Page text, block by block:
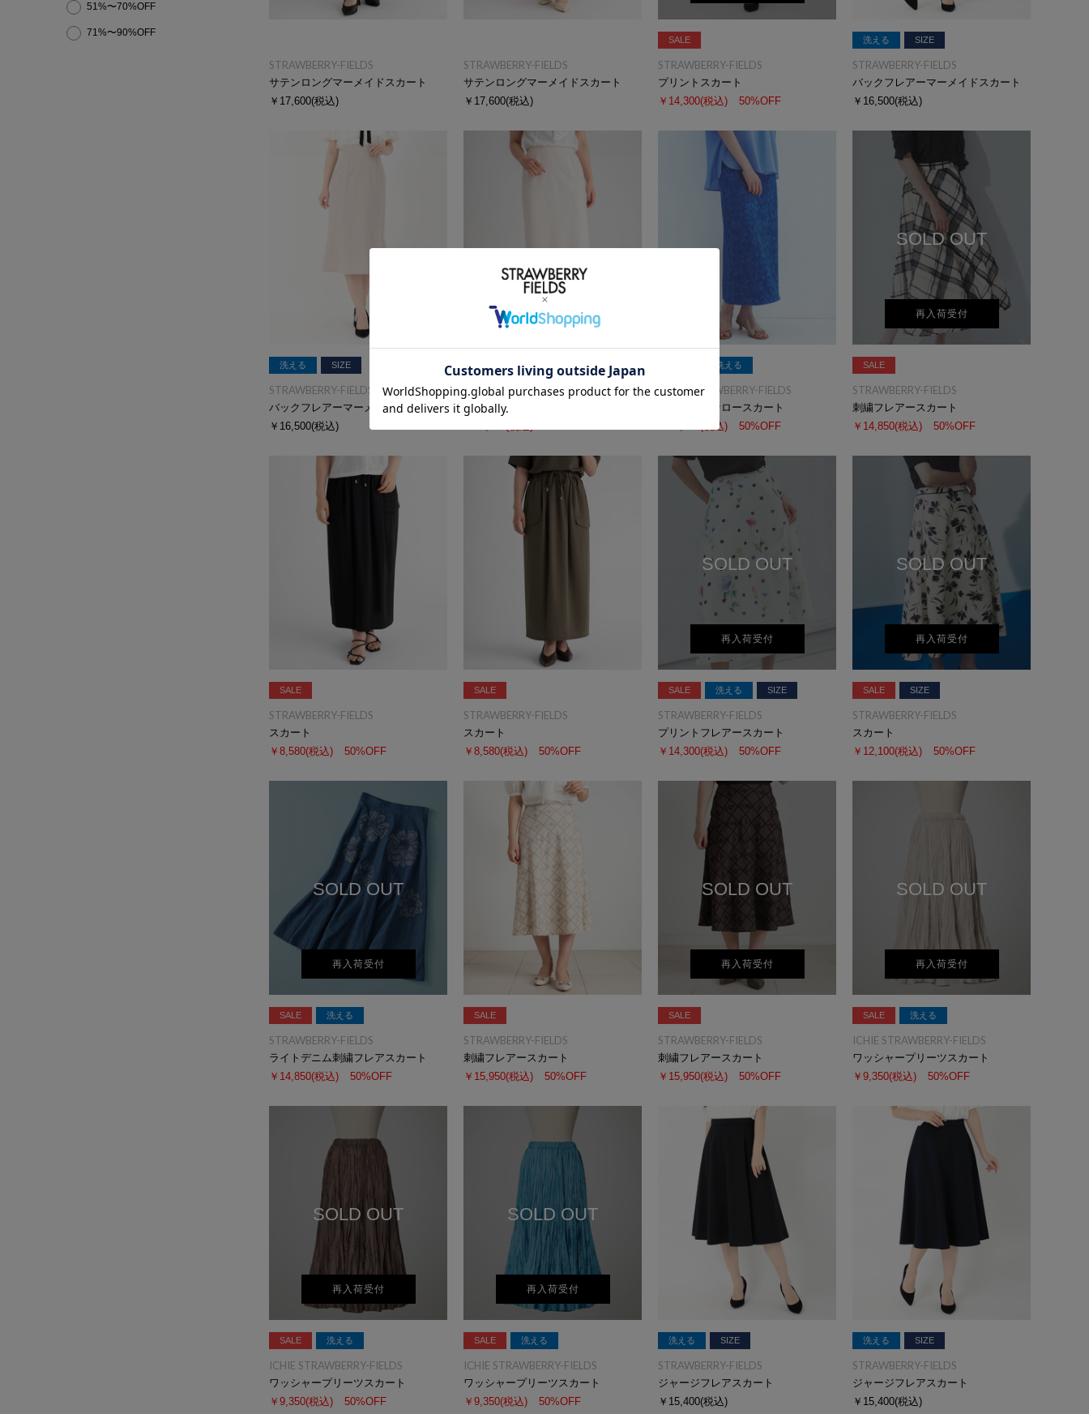
51%〜70%OFF
71%〜90%OFF
STRAWBERRY-FIELDS
サテンロングマーメイドスカート
￥17,600(税込)
STRAWBERRY-FIELDS
サテンロングマーメイドスカート
￥17,600(税込)
SALE
STRAWBERRY-FIELDS
プリントスカート
￥14,300(税込) 50%OFF
洗える SIZE
STRAWBERRY-FIELDS
バックフレアーマーメイドスカート
￥16,500(税込)
洗える SIZE
STRAWBERRY-FIELDS
バックフレアーマーメイドスカート
￥16,500(税込)
洗える
ICHIE STRAWBERRY-FIELDS
ジャガードナロースカート
洗える
ICHIE STRAWBERRY-FIELDS
ジャガードナロースカート
(税込) 50%OFF
SOLD OUT
再入荷受付
SALE
STRAWBERRY-FIELDS
刺繍フレアースカート
￥14,850(税込) 50%OFF
SALE
STRAWBERRY-FIELDS
スカート
￥8,580(税込) 50%OFF
SALE
STRAWBERRY-FIELDS
スカート
￥8,580(税込) 50%OFF
SOLD OUT
再入荷受付
SALE 洗える SIZE
STRAWBERRY-FIELDS
プリントフレアースカート
￥14,300(税込) 50%OFF
SOLD OUT
再入荷受付
SALE SIZE
STRAWBERRY-FIELDS
スカート
￥12,100(税込) 50%OFF
SOLD OUT
再入荷受付
SALE 洗える
STRAWBERRY-FIELDS
ライトデニム刺繍フレアスカート
￥14,850(税込) 50%OFF
SALE
STRAWBERRY-FIELDS
刺繍フレアースカート
￥15,950(税込) 50%OFF
SOLD OUT
再入荷受付
SALE
STRAWBERRY-FIELDS
刺繍フレアースカート
￥15,950(税込) 50%OFF
SOLD OUT
再入荷受付
SALE 洗える
ICHIE STRAWBERRY-FIELDS
ワッシャープリーツスカート
￥9,350(税込) 50%OFF
SOLD OUT
再入荷受付
SALE 洗える
ICHIE STRAWBERRY-FIELDS
ワッシャープリーツスカート
￥9,350(税込) 50%OFF
SOLD OUT
再入荷受付
SALE 洗える
ICHIE STRAWBERRY-FIELDS
ワッシャープリーツスカート
￥9,350(税込) 50%OFF
洗える SIZE
STRAWBERRY-FIELDS
ジャージフレアスカート
￥15,400(税込)
洗える SIZE
STRAWBERRY-FIELDS
ジャージフレアスカート
￥15,400(税込)